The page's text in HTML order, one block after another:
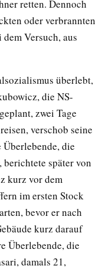
retten. Dennoch
oder verbrannten
Versuch, aus
überlebt,
die NS-
zwei Tage
verschob seine
Überlebende, die
später von
kurz vor dem
im ersten Stock
bevor er nach
kurz darauf
Überlebende, die
damals 21,